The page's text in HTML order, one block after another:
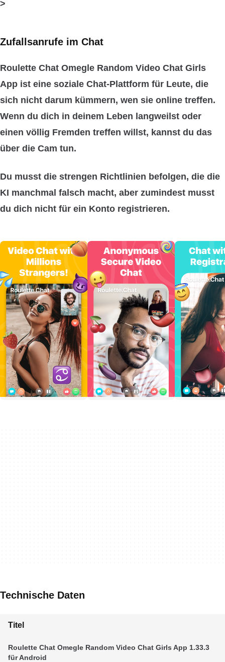
>
Zufallsanrufe im Chat
Roulette Chat Omegle Random Video Chat Girls
App ist eine soziale Chat-Plattform für Leute, die
sich nicht darum kümmern, wen sie online treffen.
Wenn du dich in deinem Leben langweilst oder
einen völlig Fremden treffen willst, kannst du das
über die Cam tun.
Du musst die strengen Richtlinien befolgen, die die
KI manchmal falsch macht, aber zumindest musst
du dich nicht für ein Konto registrieren.
Technische Daten
Titel
Roulette Chat Omegle Random Video Chat Girls App 1.33.3
für Android